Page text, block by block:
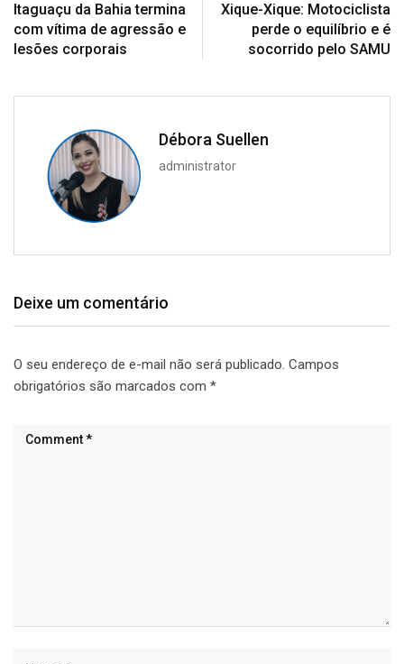
Itaguaçu da Bahia termina
com vítima de agressão e
lesões corporais
Xique-Xique: Motociclista
perde o equilíbrio e é
socorrido pelo SAMU
Débora Suellen
administrator
Deixe um comentário
O seu endereço de e-mail não será publicado. Campos
obrigatórios são marcados com *